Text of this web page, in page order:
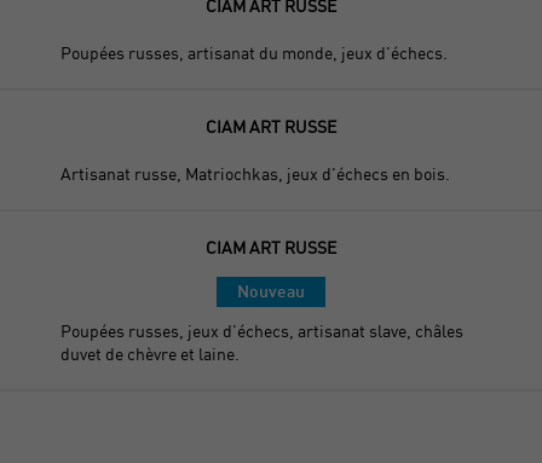
CIAM ART RUSSE
Poupées russes, artisanat du monde, jeux d'échecs.
CIAM ART RUSSE
Artisanat russe, Matriochkas, jeux d'échecs en bois.
CIAM ART RUSSE
Nouveau
Poupées russes, jeux d'échecs, artisanat slave, châles
duvet de chèvre et laine.